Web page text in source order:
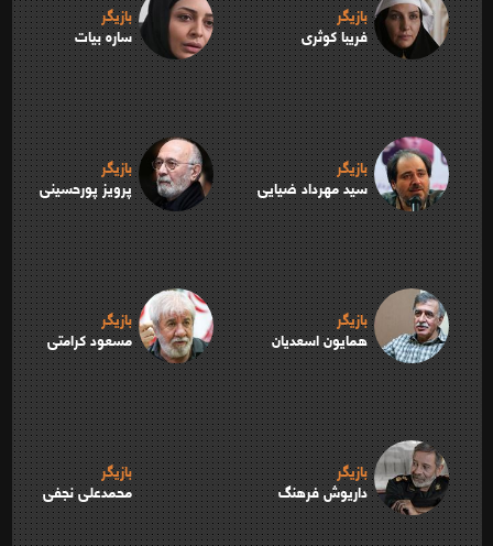
بازیگر
فریبا کوثری
بازیگر
ساره بیات
بازیگر
سید مهرداد ضیایی
بازیگر
پرویز پورحسینی
بازیگر
همایون اسعدیان
بازیگر
مسعود کرامتی
بازیگر
داریوش فرهنگ
بازیگر
محمدعلی نجفی